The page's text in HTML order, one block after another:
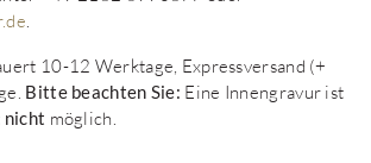
10-12 Werktage, Expressversand (+
Bitte beachten Sie: Eine Innengravur ist
nicht möglich.